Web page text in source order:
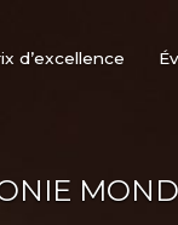
d’excellence